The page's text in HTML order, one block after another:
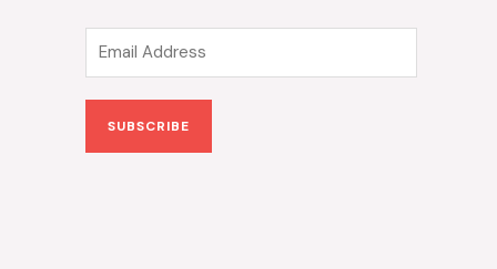
m
a
SUBSCRIBE